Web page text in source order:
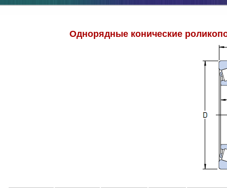
Однорядные конические